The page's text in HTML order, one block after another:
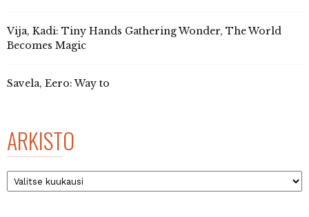
Vija, Kadi: Tiny Hands Gathering Wonder, The World
Becomes Magic
Savela, Eero: Way to
ARKISTO
Arkisto